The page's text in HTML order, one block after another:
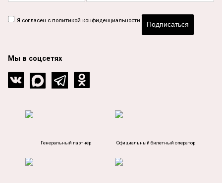
Я согласен с политикой конфиденциальности
Подписаться
Мы в соцсетях
Генеральный партнёр Официальный билетный оператор